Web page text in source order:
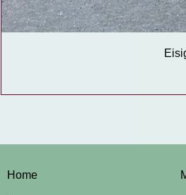
Home